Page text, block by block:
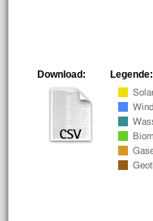
Legende:
Download: